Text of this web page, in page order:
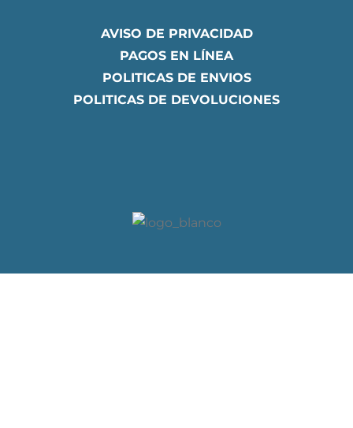
AVISO DE PRIVACIDAD
PAGOS EN LÍNEA
POLITICAS DE ENVIOS
POLITICAS DE DEVOLUCIONES